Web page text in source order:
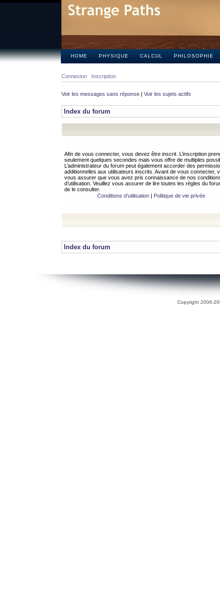
HOME PHYSIQUE CALCUL PHILOSOPHIE
Connexion Inscription
Voir les messages sans réponse | Voir les sujets actifs
Index du forum
Afin de vous connecter, vous devez être inscrit. L’inscription
seulement quelques secondes mais vous offre de multiples
L’administrateur du forum peut également accorder des
additionnelles aux utilisateurs inscrits. Avant de vous connecter,
vous assurer que vous avez pris connaissance de nos
d’utilisation. Veuillez vous assurer de lire toutes les règles du
de le consulter.
Conditions d’utilisation| Politique de vie privée
Index du forum
Copyright 2006-